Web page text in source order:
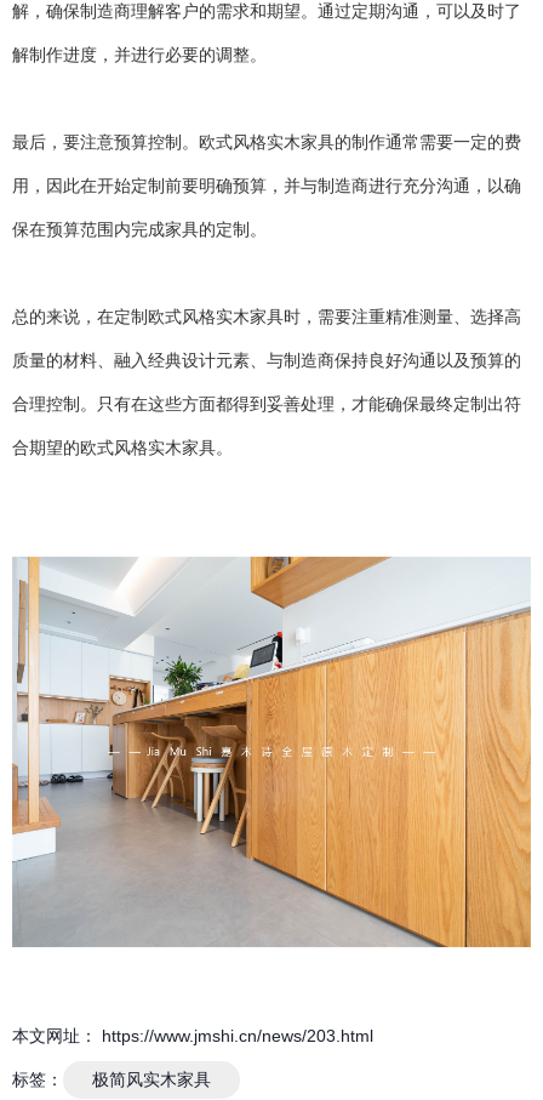
解，确保制造商理解客户的需求和期望。通过定期沟通，可以及时了
解制作进度，并进行必要的调整。
最后，要注意预算控制。欧式风格实木家具的制作通常需要一定的费
用，因此在开始定制前要明确预算，并与制造商进行充分沟通，以确
保在预算范围内完成家具的定制。
总的来说，在定制欧式风格实木家具时，需要注重精准测量、选择高
质量的材料、融入经典设计元素、与制造商保持良好沟通以及预算的
合理控制。只有在这些方面都得到妥善处理，才能确保最终定制出符
合期望的欧式风格实木家具。
本文网址： https://www.jmshi.cn/news/203.html
标签： 极简风实木家具